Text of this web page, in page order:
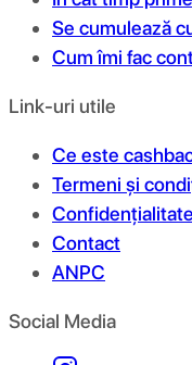
Se cumulează
Cum îmi fac
Link-uri utile
Ce este
Termeni și
Confidențialitate
Contact
ANPC
Social Media